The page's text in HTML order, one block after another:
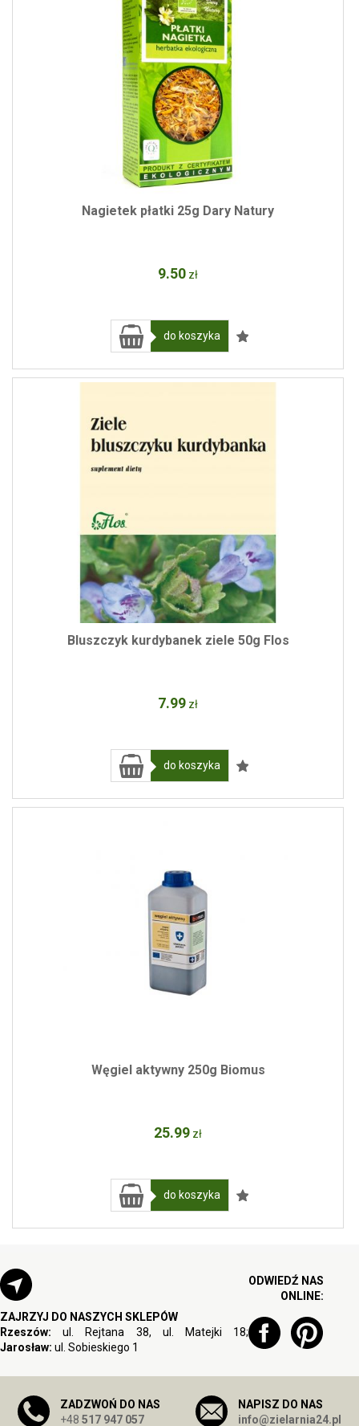
Nagietek płatki 25g Dary Natury
9.50 zł
do koszyka
Bluszczyk kurdybanek ziele 50g Flos
7.99 zł
do koszyka
Węgiel aktywny 250g Biomus
25.99 zł
do koszyka
ZAJRZYJ DO NASZYCH SKLEPÓW
Rzeszów: ul. Rejtana 38, ul. Matejki 18;
Jarosław: ul. Sobieskiego 1
ODWIEDŹ NAS
ONLINE:
ZADZWOŃ DO NAS
+48 517 947 057
NAPISZ DO NAS
info@zielarnia24.pl